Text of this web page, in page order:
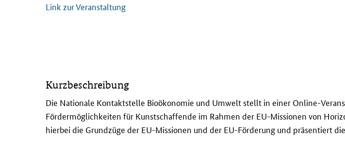
Link zur Veranstaltung
i
e
N
a
Kurzbeschreibung
Die Nationale Kontaktstelle Bioökonomie und Umwelt stellt in einer Online-
Fördermöglichkeiten für Kunstschaffende im Rahmen der EU-Missionen von
hierbei die Grundzüge der EU-Missionen und der EU-Förderung und präsentiert